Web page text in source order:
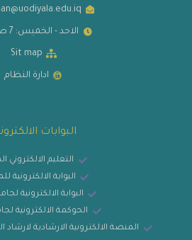
الاحد - الخميس: 7 ص - 3 م
Sit map
ادارة النظام
البوابات
التعليم الالكتروني
البوابة الالكترونية
البوابة الالكترونية
الحوكمة الالكترونية
المنصة الالكترونية الارشادية لارشاد